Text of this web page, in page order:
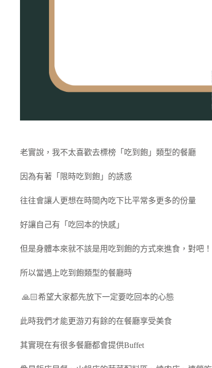
老實說，我不太喜歡去標榜「吃到飽」類型的餐廳
因為有著「限時吃到飽」的誘惑
往往會讓人更想在時間內吃下比平常多更多的份量
好讓自己有「吃回本的快感」
但是身體本來就不該是用吃到飽的方式來進食，對吧！
所以當遇上吃到飽類型的餐廳時
🙏🏻希望大家都先放下一定要吃回本的心態
此時我們才能更游刃有餘的在餐廳享受美食
其實現在有很多餐廳都會提供Buffet